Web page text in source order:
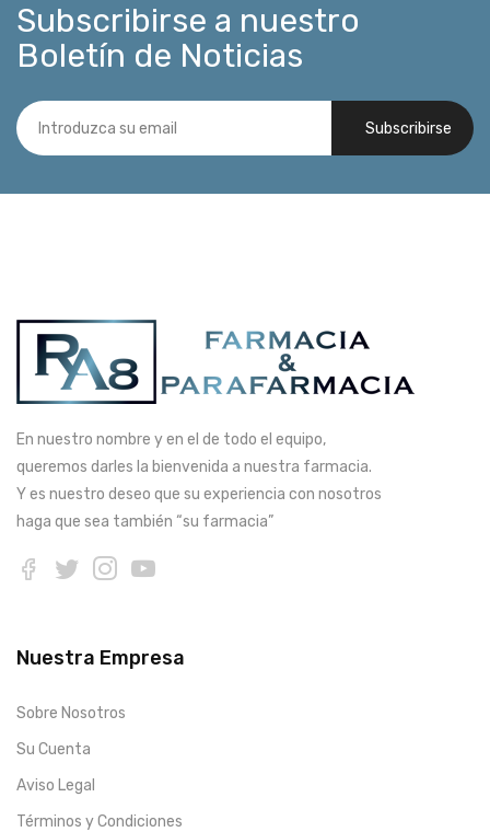
Subscribirse a nuestro
Boletín de Noticias
Subscribirse
En nuestro nombre y en el de todo el equipo,
queremos darles la bienvenida a nuestra farmacia.
Y es nuestro deseo que su experiencia con nosotros
haga que sea también “su farmacia”
Nuestra Empresa
Sobre Nosotros
Su Cuenta
Aviso Legal
Términos y Condiciones